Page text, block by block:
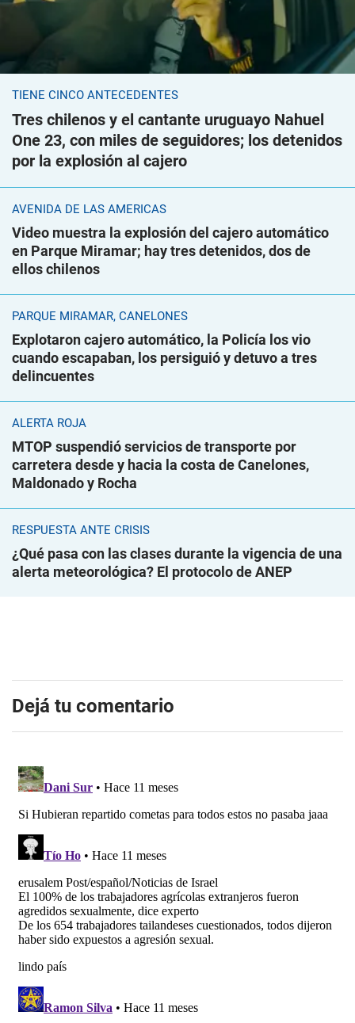
TIENE CINCO ANTECEDENTES
Tres chilenos y el cantante uruguayo Nahuel
One 23, con miles de seguidores; los detenidos
por la explosión al cajero
AVENIDA DE LAS AMÉRICAS
Video muestra la explosión del cajero automático
en Parque Miramar; hay tres detenidos, dos de
ellos chilenos
PARQUE MIRAMAR, CANELONES
Explotaron cajero automático, la Policía los vio
cuando escapaban, los persiguió y detuvo a tres
delincuentes
ALERTA ROJA
MTOP suspendió servicios de transporte por
carretera desde y hacia la costa de Canelones,
Maldonado y Rocha
RESPUESTA ANTE CRISIS
¿Qué pasa con las clases durante la vigencia de una
alerta meteorológica? El protocolo de ANEP
Dejá tu comentario